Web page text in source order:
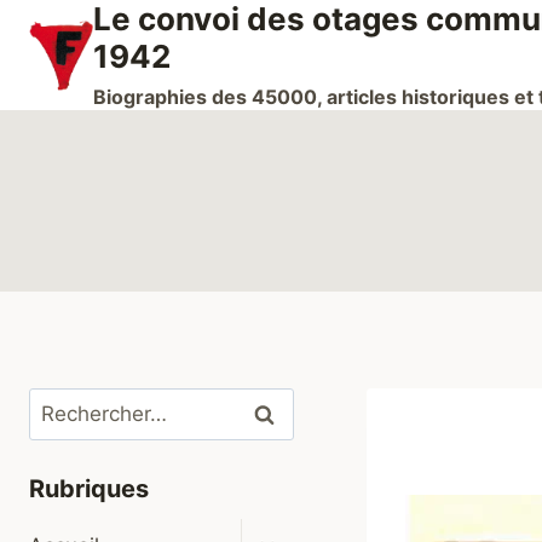
contenu
Le convoi des otages
1942
Biographies des 45000, articles historiques et
Rechercher :
Rubriques